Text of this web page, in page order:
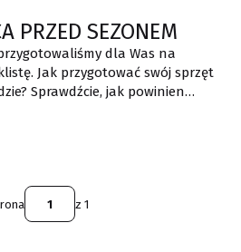
PRZED SEZONEM
dla Was na
Jak przygotować swój sprzęt
Sprawdźcie, jak powinien
sezonem.
z 1